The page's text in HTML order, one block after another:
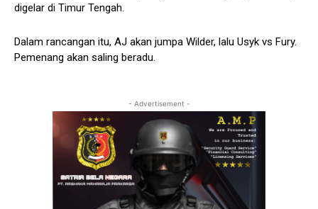
digelar di Timur Tengah.
Dalam rancangan itu, AJ akan jumpa Wilder, lalu Usyk vs Fury.
Pemenang akan saling beradu.
- Advertisement -